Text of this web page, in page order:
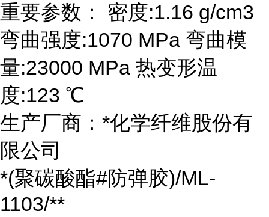
重要参数： 密度:1.16 g/cm3
弯曲强度:1070 MPa 弯曲模
量:23000 MPa 热变形温
度:123 ℃
生产厂商：*化学纤维股份有
限公司
*(聚碳酸酯#防弹胶)/ML-
1103/**